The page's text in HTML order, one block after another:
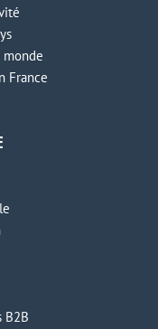
monde
France
B2B